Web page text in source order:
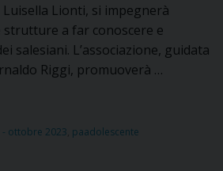
Lionti, si impegnerà
a far conoscere e
salesiani. L’associazione, guidata
Riggi, promuoverà …
- ottobre 2023 paadolescente